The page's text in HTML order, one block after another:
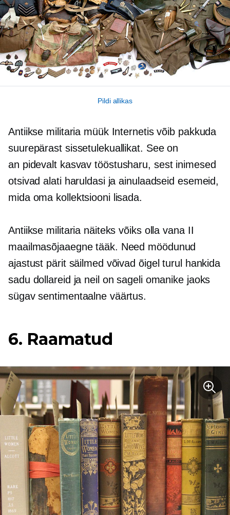
Pildi allikas
Antiikse militaria müük Internetis võib pakkuda
suurepärast sissetulekuallikat. See on
an pidevalt kasvav tööstusharu, sest inimesed
otsivad alati haruldasi ja ainulaadseid esemeid,
mida oma kollektsiooni lisada.
Antiikse militaria näiteks võiks olla vana II
maailmasõjaaegne tääk. Need möödunud
ajastust pärit säilmed võivad õigel turul hankida
sadu dollareid ja neil on sageli omanike jaoks
sügav sentimentaalne väärtus.
6. Raamatud